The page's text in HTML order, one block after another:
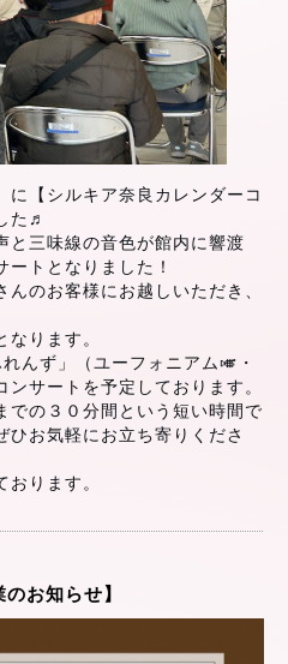
【シルキア奈良カレンダーコ
た♬
三味線の音色が館内に響渡
ートとなりました！
のお客様にお越しいただき、
ります。
んず」（ユーフォニアム🎺・
ンサートを予定しております。
での３０分間という短い時間で
ひお気軽に お立ち寄りくださ
ります。
お知らせ】